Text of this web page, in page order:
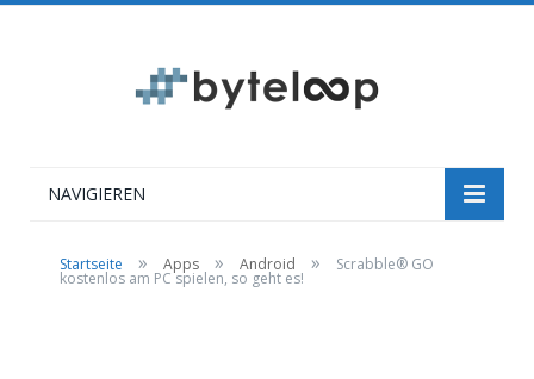
NAVIGIEREN
Startseite » Apps » Android » Scrabble® GO
kostenlos am PC spielen, so geht es!